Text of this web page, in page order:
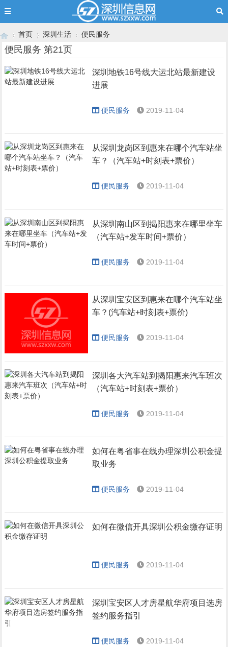
›
首页
›
深圳生活 便民服务
便民服务 第21页
深圳地铁16号线大运北站最新建设
进展
便民服务 2019-11-04
从深圳龙岗区到惠来在哪个汽车站坐
车？（汽车站+时刻表+票价）
便民服务 2019-11-04
从深圳南山区到揭阳惠来在哪里坐车
（汽车站+发车时间+票价）
便民服务 2019-11-04
从深圳宝安区到惠来在哪个汽车站坐
车？(汽车站+时刻表+票价)
便民服务 2019-11-04
深圳各大汽车站到揭阳惠来汽车班次
（汽车站+时刻表+票价）
便民服务 2019-11-04
如何在粤省事在线办理深圳公积金提
取业务
便民服务 2019-11-04
如何在微信开具深圳公积金缴存证明
便民服务 2019-11-04
深圳宝安区人才房星航华府项目选房
签约服务指引
便民服务 2019-11-04